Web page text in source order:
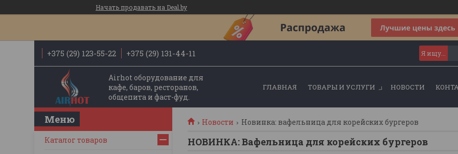
Начать продавать на Deal.by
+375 (29) 123-55-22 +375 (29) 131-44-11
Airhot оборудование для
кафе, баров, ресторанов,
общепита и фаст-фуд.
ГЛАВНАЯ ТОВАРЫ И УСЛУГИ НОВОСТИ
Новости Новинка: вафельница для корейских бургеров
НОВИНКА: Вафельница для корейских бургеров
Каталог товаров